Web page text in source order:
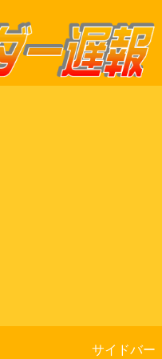
サイドバー